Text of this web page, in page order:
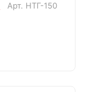
Арт. НТГ-150